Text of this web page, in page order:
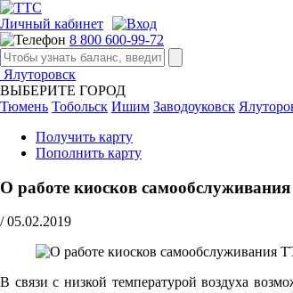
Личный кабинет
8 800 600-99-72
Ялуторовск
ВЫБЕРИТЕ ГОРОД
Тюмень Тобольск Ишим Заводоуковск
Получить карту
Пополнить карту
О работе киосков
/ 05.02.2019
В связи с низкой температурой воздуха